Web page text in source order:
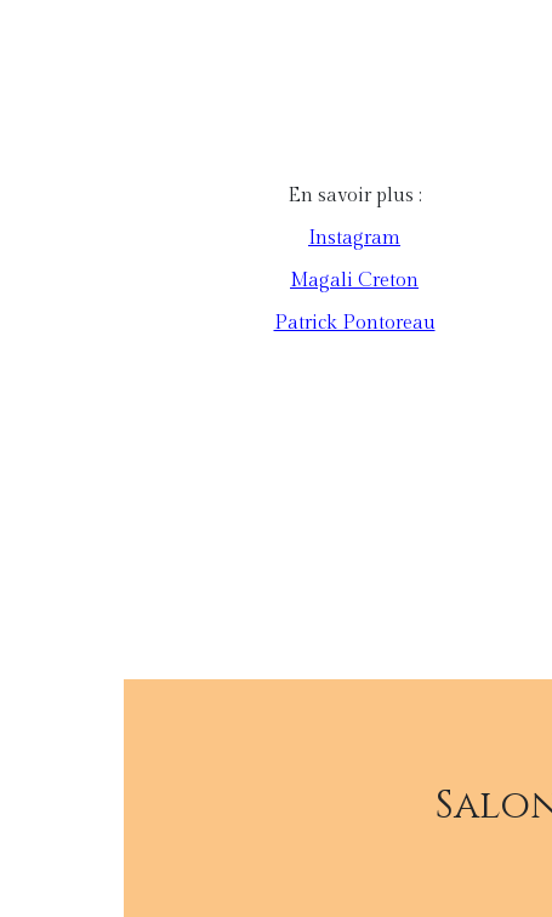
En savoir plus :
Instagram
Magali Creton
Patrick Pontoreau